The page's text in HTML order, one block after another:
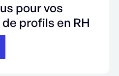
pour vos
profils en RH